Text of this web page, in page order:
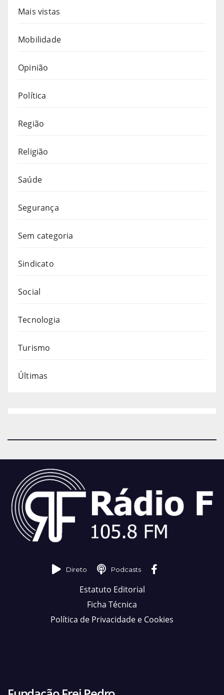
Mais vistas
Mobilidade
Opinião
Política
Região
Religião
Saúde
Segurança
Sem categoria
Sindicato
Social
Tecnologia
Turismo
Últimas
Direto Podcasts
Estatuto Editorial
Ficha Técnica
Política de Privacidade e Cookies